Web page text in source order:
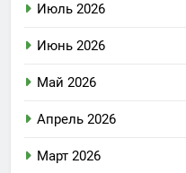
Июль 2026
Июнь 2026
Май 2026
Апрель 2026
Март 2026